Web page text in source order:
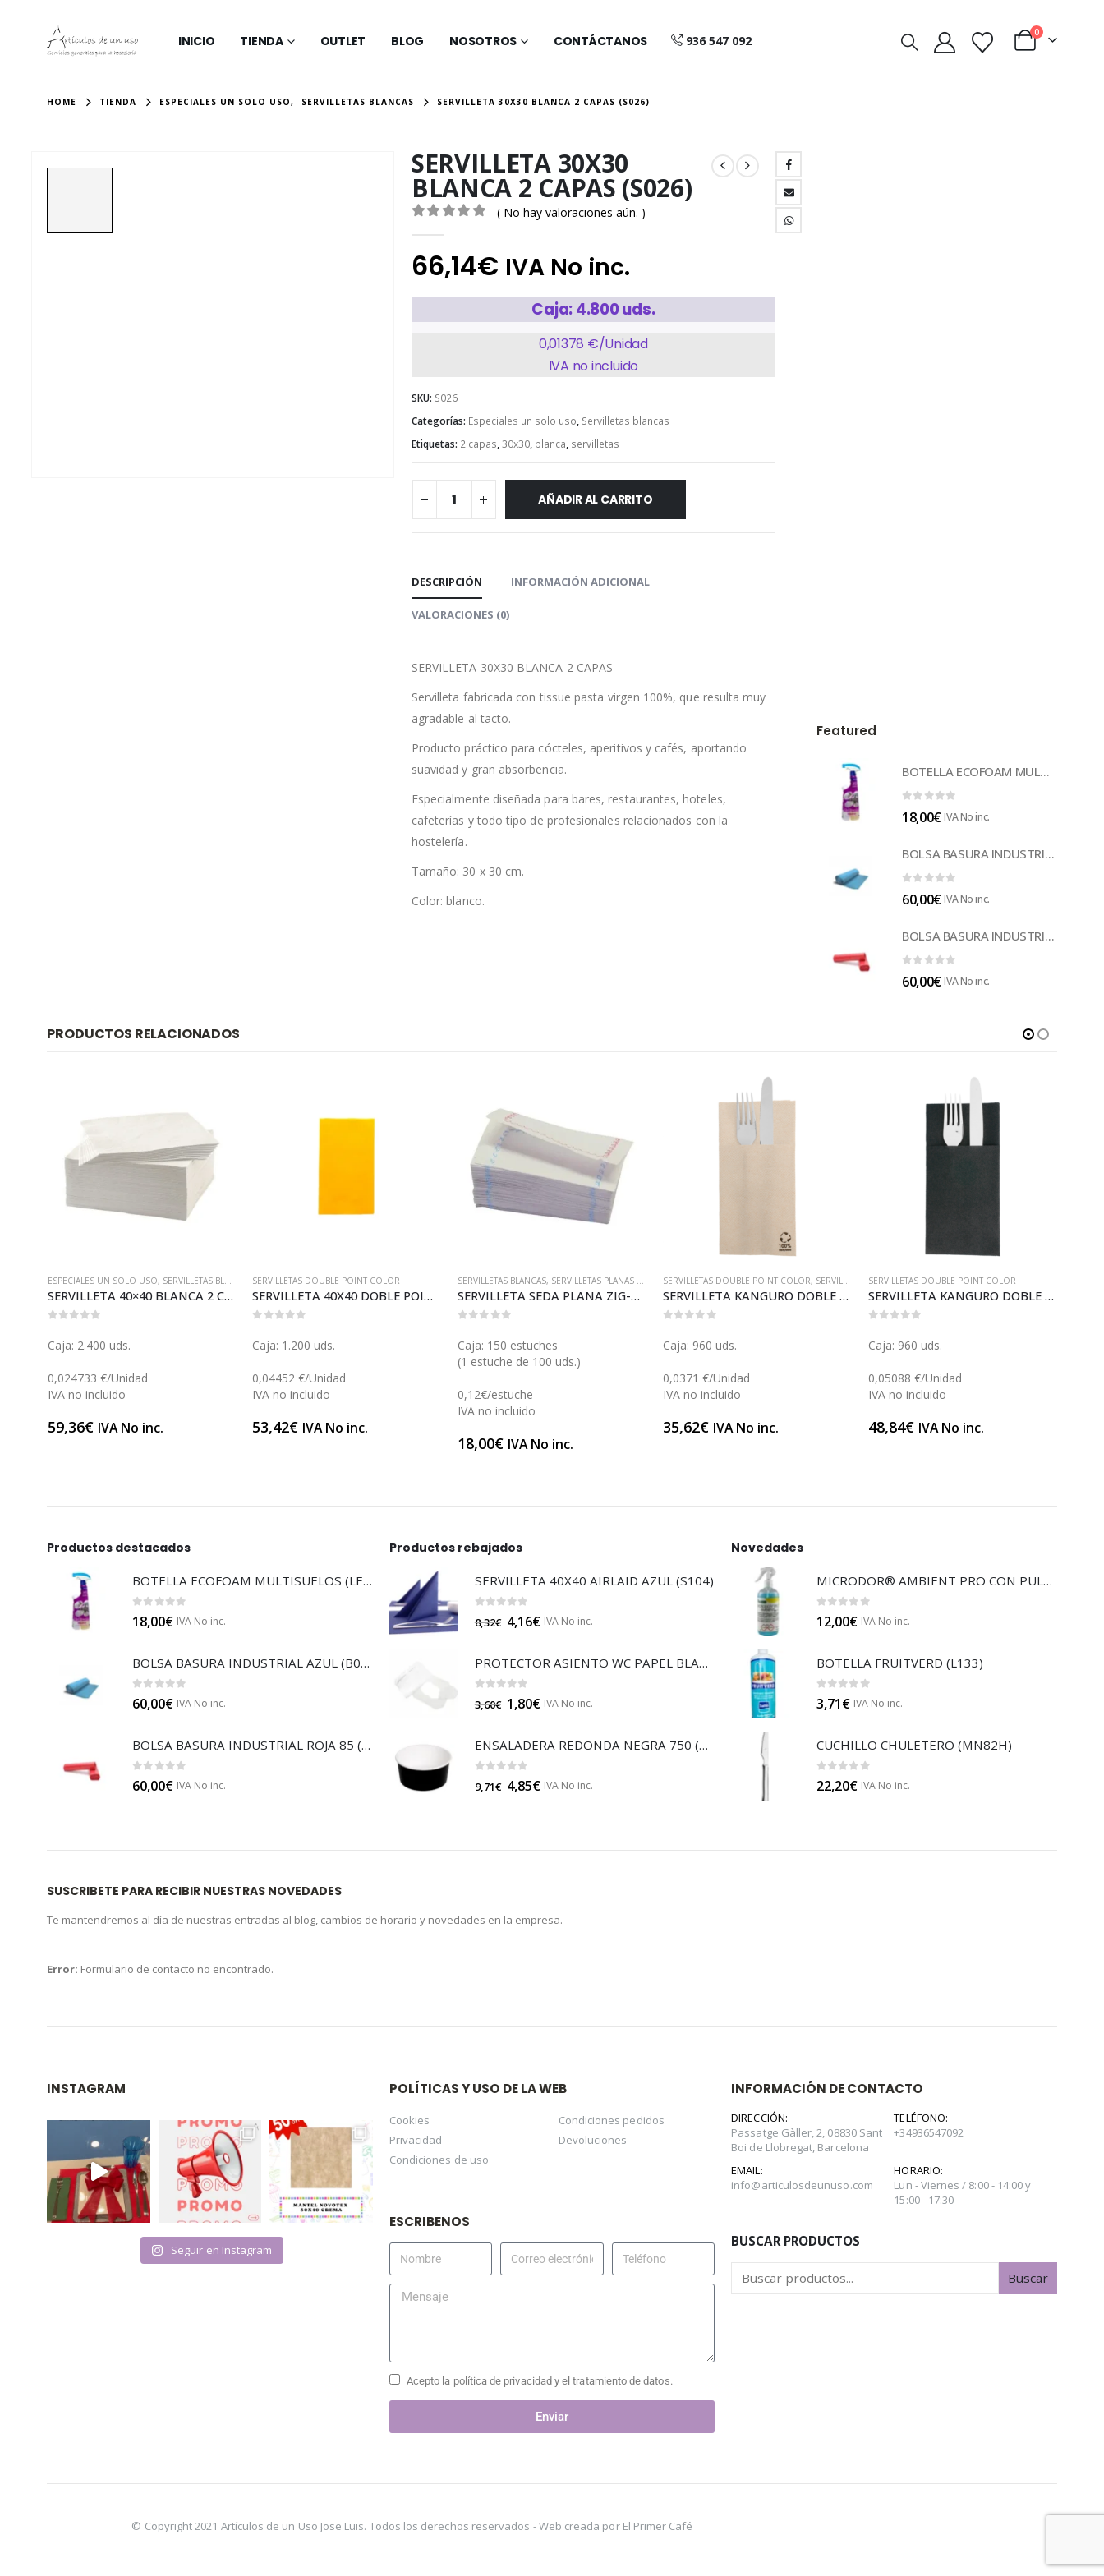
INICIO TIENDA OUTLET BLOG NOSOTROS CONTÁCTANOS 936 547 092
0
HOME TIENDA ESPECIALES UN SOLO USO, SERVILLETAS BLANCAS SERVILLETA 30X30 BLANCA 2 CAPAS (S026)
SERVILLETA 30X30
BLANCA 2 CAPAS (S026)
( No hay valoraciones aún. )
66,14€ IVA No inc.
Caja: 4.800 uds.
0,01378 €/Unidad
IVA no incluido
SKU: S026
Categorías: Especiales un solo uso, Servilletas blancas
Etiquetas: 2 capas,30x30, blanca, servilletas
AÑADIR AL CARRITO
DESCRIPCIÓN INFORMACIÓN ADICIONAL
VALORACIONES (0)
SERVILLETA 30X30 BLANCA 2 CAPAS
Servilleta fabricada con tissue pasta virgen 100%, que resulta muy
agradable al tacto.
Producto práctico para cócteles, aperitivos y cafés, aportando
suavidad y gran absorbencia.
Especialmente diseñada para bares, restaurantes, hoteles,
cafeterías y todo tipo de profesionales relacionados con la
hostelería.
Tamaño: 30 x 30 cm.
Color: blanco.
Featured
BOTELLA ECOFOAM MULTISUELOS (LECOF12)
18,00€ IVA No inc.
BOLSA BASURA INDUSTRIAL AZUL (B014A)
60,00€ IVA No inc.
BOLSA BASURA INDUSTRIAL ROJA 85 (B014)
60,00€ IVA No inc.
PRODUCTOS RELACIONADOS
ESPECIALES UN SOLO USO, SERVILLETAS BLANCAS
SERVILLETA 40×40 BLANCA 2 CAPAS 1/8 (S038)
Caja: 2.400 uds.
0,024733 €/Unidad
IVA no incluido
59,36€ IVA No inc.
SERVILLETAS DOUBLE POINT COLOR
SERVILLETA 40X40 DOBLE POINT 1/8 AMARILLA (S124A)
Caja: 1.200 uds.
0,04452 €/Unidad
IVA no incluido
53,42€ IVA No inc.
SERVILLETAS BLANCAS, SERVILLETAS PLANAS Y PARA DISPENSADORES
SERVILLETA SEDA PLANA ZIG-ZAG (S002)
Caja: 150 estuches
(1 estuche de 100 uds.)
0,12€/estuche
IVA no incluido
18,00€ IVA No inc.
SERVILLETAS DOUBLE POINT COLOR, SERVILLETAS ECOLÓGICAS
SERVILLETA KANGURO DOBLE POINT NATURE (S133NA)
Caja: 960 uds.
0,0371 €/Unidad
IVA no incluido
35,62€ IVA No inc.
SERVILLETAS DOUBLE POINT COLOR
SERVILLETA KANGURO DOBLE POINT NEGRA (S133)
Caja: 960 uds.
0,05088 €/Unidad
IVA no incluido
48,84€ IVA No inc.
Productos destacados
BOTELLA ECOFOAM MULTISUELOS (LECOF12)
0 out of 5
18,00€ IVA No inc.
BOLSA BASURA INDUSTRIAL AZUL (B014A)
0out of 5
60,00€ IVA No inc.
BOLSA BASURA INDUSTRIAL ROJA 85 (B014)
0out of 5
60,00€ IVA No inc.
Productos rebajados
SERVILLETA 40X40 AIRLAID AZUL (S104)
out of 5
8,32€ 4,16€ IVA No inc.
PROTECTOR ASIENTO WC PAPEL BLANCO (GP16213)
out of 5
3,60€ 1,80€ IVA No inc.
ENSALADERA REDONDA NEGRA 750 (E132N)
out of 5
9,71€ 4,85€ IVA No inc.
Novedades
MICRODOR® AMBIENT PRO CON PULVERIZADOR (LB08)
0 out of 5
12,00€ IVA No inc.
BOTELLA FRUITVERD (L133)
0 out of 5
3,71€ IVA No inc.
CUCHILLO CHULETERO (MN82H)
0 out of 5
22,20€ IVA No inc.
SUSCRIBETE PARA RECIBIR NUESTRAS NOVEDADES
Te mantendremos al día de nuestras entradas al blog, cambios de horario y novedades en la empresa.
Error: Formulario de contacto no encontrado.
INSTAGRAM
Seguir en Instagram
POLÍTICAS Y USO DE LA WEB
Cookies
Privacidad
Condiciones de uso
Condiciones pedidos
Devoluciones
ESCRIBENOS
Acepto la política de privacidad y el tratamiento de datos.
Enviar
INFORMACIÓN DE CONTACTO
DIRECCIÓN:
Passatge Gàller, 2, 08830 Sant
Boi de Llobregat, Barcelona
TELÉFONO:
+34936547092
EMAIL:
info@articulosdeunuso.com
HORARIO:
Lun - Viernes / 8:00 - 14:00 y
15:00 - 17:30
BUSCAR PRODUCTOS
Buscar
© Copyright 2021 Artículos de un Uso Jose Luis. Todos los derechos reservados -Web creada por El Primer Café